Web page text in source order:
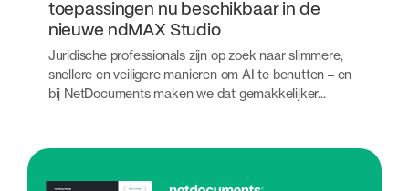
toepassingen nu beschikbaar in de
nieuwe ndMAX Studio
Juridische professionals zijn op zoek naar slimmere,
snellere en veiligere manieren om AI te benutten – en
bij NetDocuments maken we dat gemakkelijker...